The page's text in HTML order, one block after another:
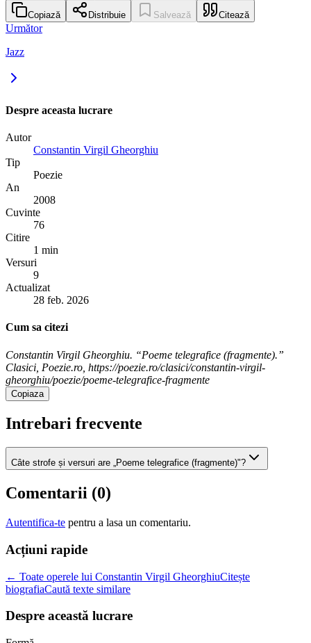
Copiază Distribuie Salvează Citează
Următor
Jazz
Despre aceasta lucrare
Autor
Constantin Virgil Gheorghiu
Tip
Poezie
An
2008
Cuvinte
76
Citire
1 min
Versuri
9
Actualizat
28 feb. 2026
Cum sa citezi
Constantin Virgil Gheorghiu. “Poeme telegrafice (fragmente).”
Clasici, Poezie.ro, https://poezie.ro/clasici/constantin-virgil-
gheorghiu/poezie/poeme-telegrafice-fragmente
Copiaza
Intrebari frecvente
Câte strofe și versuri are „Poeme telegrafice (fragmente)"?
Comentarii (0)
Autentifica-te pentru a lasa un comentariu.
Acțiuni rapide
← Toate operele lui Constantin Virgil GheorghiuCitește
biografiaCaută texte similare
Despre această lucrare